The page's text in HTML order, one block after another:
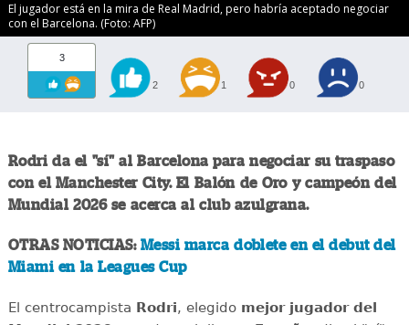
El jugador está en la mira de Real Madrid, pero habría aceptado negociar
con el Barcelona. (Foto: AFP)
3
2 1 0 0
Rodri da el "sí" al Barcelona para negociar su traspaso
con el Manchester City. El Balón de Oro y campeón del
Mundial 2026 se acerca al club azulgrana.
OTRAS NOTICIAS: Messi marca doblete en el debut del
Miami en la Leagues Cup
El centrocampista Rodri, elegido mejor jugador del